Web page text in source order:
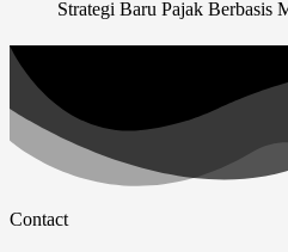
Strategi Baru Pajak Berbasis
Contact